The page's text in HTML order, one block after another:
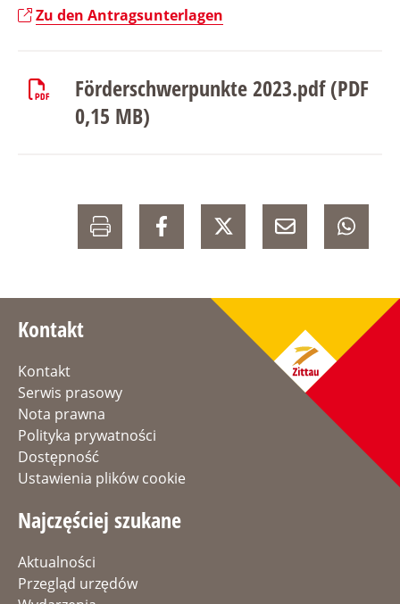
Zu den Antragsunterlagen
Förderschwerpunkte 2023.pdf (PDF
0,15 MB)
Kontakt
Kontakt
Serwis prasowy
Nota prawna
Polityka prywatności
Dostępność
Ustawienia plików cookie
Najczęściej szukane
Aktualności
Przegląd urzędów